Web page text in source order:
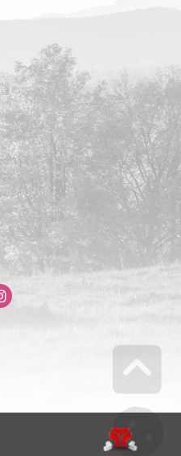
Instagram
Go